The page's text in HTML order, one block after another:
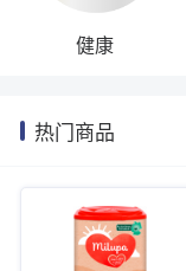
健康
热门商品